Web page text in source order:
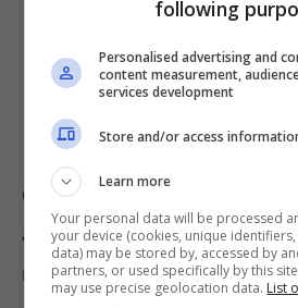
Ovviamente, rientrando nei
assistenziali e burocratici
normativa preposta.
following
Personalised advertising and
content measurement,
services development
Store and/or access
Learn more
Your personal data will be processed
your device (cookies, unique
data) may be stored by, accessed by
partners, or used specifically by this
may use precise geolocation data. List